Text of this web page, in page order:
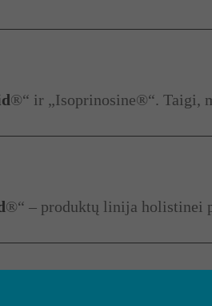
®“ ir „Isoprinosine®“. Taigi,
®“ – produktų linija holistinei